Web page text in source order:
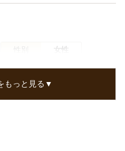
性別 女性
たつく感じもないのがよかった
もっと見る▼